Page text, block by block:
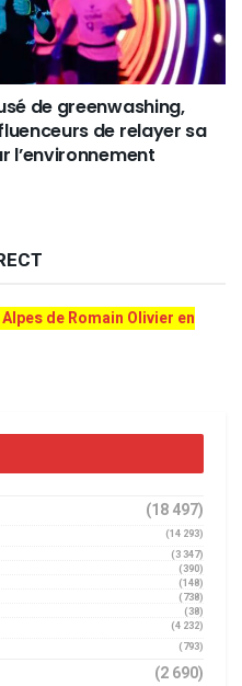
de greenwashing,
de relayer sa
l’environnement
de Romain Olivier en
(18 497)
(14 293)
(3 347)
(390)
(148)
(738)
(38)
(4 232)
(793)
(2 690)